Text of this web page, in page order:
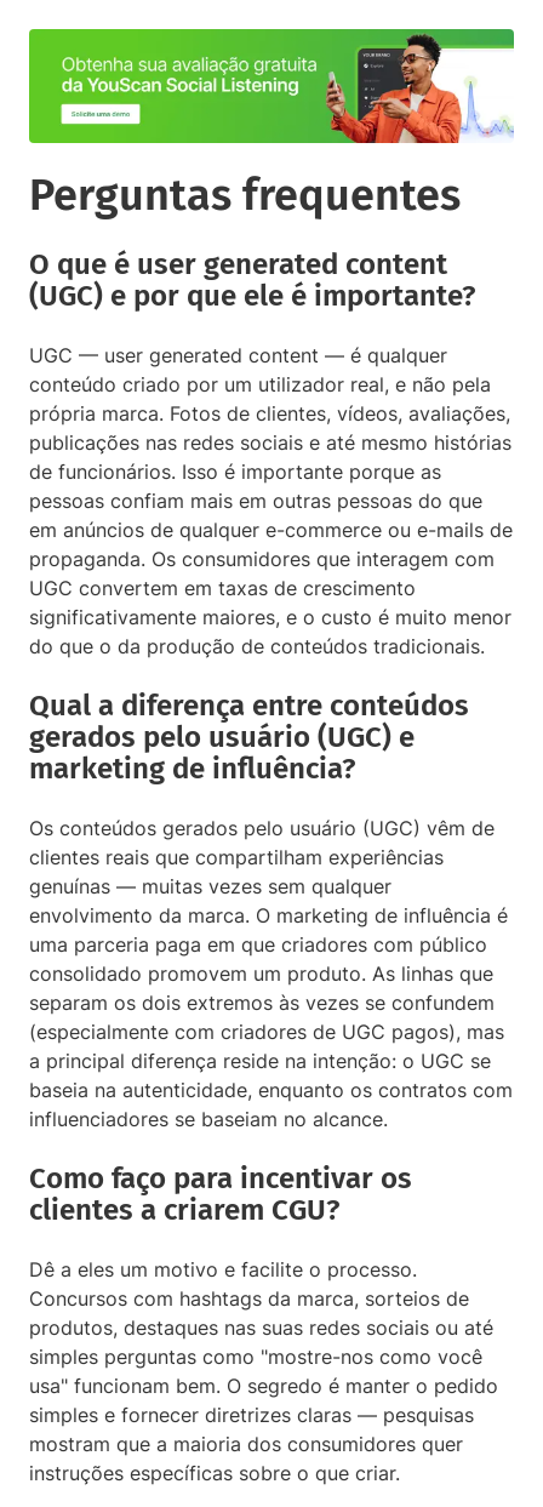
Perguntas frequentes
O que é user generated content
(UGC) e por que ele é importante?
UGC — user generated content — é qualquer
conteúdo criado por um utilizador real, e não pela
própria marca. Fotos de clientes, vídeos, avaliações,
publicações nas redes sociais e até mesmo histórias
de funcionários. Isso é importante porque as
pessoas confiam mais em outras pessoas do que
em anúncios de qualquer e-commerce ou e-mails de
propaganda. Os consumidores que interagem com
UGC convertem em taxas de crescimento
significativamente maiores, e o custo é muito menor
do que o da produção de conteúdos tradicionais.
Qual a diferença entre conteúdos
gerados pelo usuário (UGC) e
marketing de influência?
Os conteúdos gerados pelo usuário (UGC) vêm de
clientes reais que compartilham experiências
genuínas — muitas vezes sem qualquer
envolvimento da marca. O marketing de influência é
uma parceria paga em que criadores com público
consolidado promovem um produto. As linhas que
separam os dois extremos às vezes se confundem
(especialmente com criadores de UGC pagos), mas
a principal diferença reside na intenção: o UGC se
baseia na autenticidade, enquanto os contratos com
influenciadores se baseiam no alcance.
Como faço para incentivar os
clientes a criarem CGU?
Dê a eles um motivo e facilite o processo.
Concursos com hashtags da marca, sorteios de
produtos, destaques nas suas redes sociais ou até
simples perguntas como "mostre-nos como você
usa" funcionam bem. O segredo é manter o pedido
simples e fornecer diretrizes claras — pesquisas
mostram que a maioria dos consumidores quer
instruções específicas sobre o que criar.